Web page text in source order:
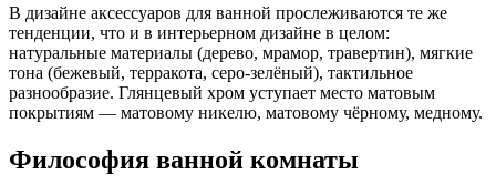
В дизайне аксессуаров для ванной прослеживаются те же
тенденции, что и в интерьерном дизайне в целом:
натуральные материалы (дерево, мрамор, травертин), мягкие
тона (бежевый, терракота, серо-зелёный), тактильное
разнообразие. Глянцевый хром уступает место матовым
покрытиям — матовому никелю, матовому чёрному, медному.
Философия ванной комнаты